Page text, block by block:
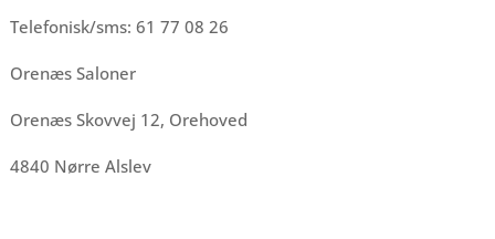
Telefonisk/sms: 61 77 08 26
Orenæs Saloner
Orenæs Skovvej 12, Orehoved
4840 Nørre Alslev